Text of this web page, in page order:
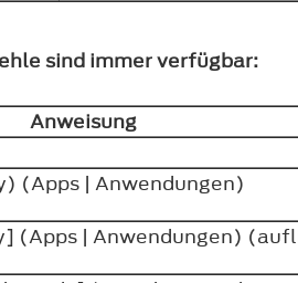
sind immer verfügbar:
Anweisung
(Apps | Anwendungen)
(Apps | Anwendungen)